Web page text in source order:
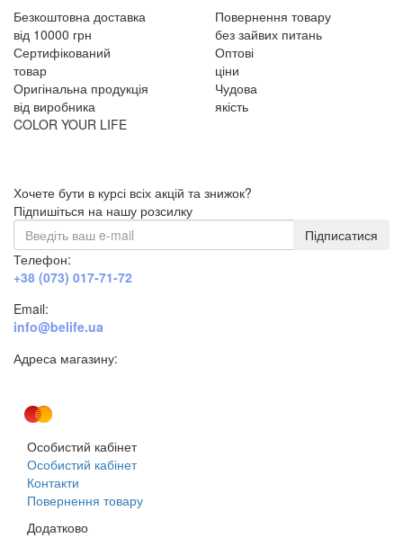
Безкоштовна доставка
від 10000 грн
Повернення товару
без зайвих питань
Сертифікований
товар
Оптові
ціни
Оригінальна продукція
від виробника
Чудова
якість
COLOR YOUR LIFE
Хочете бути в курсі всіх акцій та знижок?
Підпишіться на нашу розсилку
Підписатися
Телефон:
+38 (073) 017-71-72
Email:
info@belife.ua
Адреса магазину:
Особистий кабінет
Особистий кабінет
Контакти
Повернення товару
Додатково